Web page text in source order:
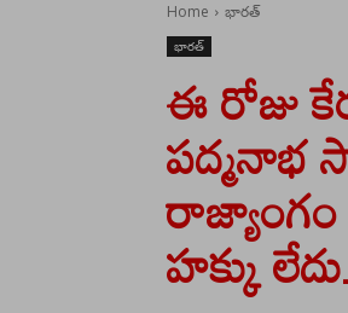
Home భారత్
భారత్
ఈ రోజు
పద్మనాభ
హక్కు